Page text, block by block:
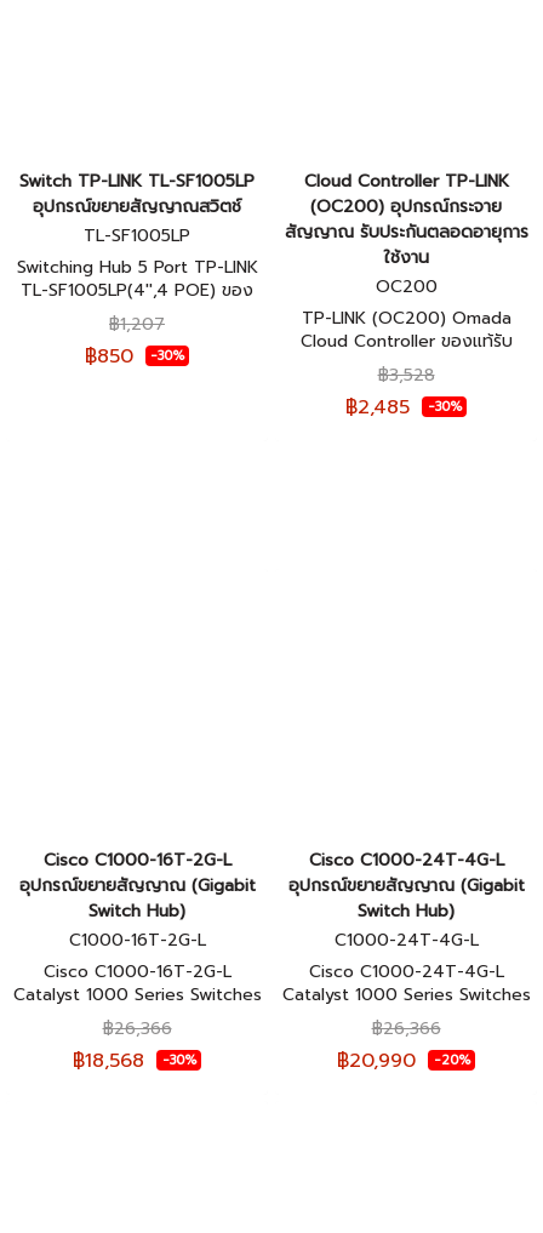
Switch TP-LINK TL-SF1005LP
อุปกรณ์ขยายสัญญาณสวิตช์
TL-SF1005LP
Switching Hub 5 Port TP-LINK
TL-SF1005LP(4'',4 POE) ของ
แท้รับประกันตลอดอายุการใช้งาน
฿1,207
฿850 -30%
Cloud Controller TP-LINK
(OC200) อุปกรณ์กระจาย
สัญญาณ รับประกันตลอดอายุการ
ใช้งาน
OC200
TP-LINK (OC200) Omada
Cloud Controller ของแท้รับ
ประกันตลอดอายุการใช้งาน
฿3,528
฿2,485 -30%
Cisco C1000-16T-2G-L
อุปกรณ์ขยายสัญญาณ (Gigabit
Switch Hub)
C1000-16T-2G-L
Cisco C1000-16T-2G-L
Catalyst 1000 Series Switches
16 Port (สวิตช์) ประกันศูนย์ไทย
฿26,366
฿18,568 -30%
Cisco C1000-24T-4G-L
อุปกรณ์ขยายสัญญาณ (Gigabit
Switch Hub)
C1000-24T-4G-L
Cisco C1000-24T-4G-L
Catalyst 1000 Series Switches
24 Port (สวิตช์) ประกันศูนย์ไทย
฿26,366
฿20,990 -20%